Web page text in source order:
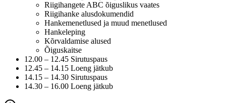
Riigihangete ABC õiguslikus vaates
Riigihanke alusdokumendid
Hankemenetlused ja muud menetlused
Hankeleping
Kõrvaldamise alused
Õiguskaitse
12.00 – 12.45 Sirutuspaus
12.45 – 14.15 Loeng jätkub
14.15 – 14.30 Sirutuspaus
14.30 – 16.00 Loeng jätkub